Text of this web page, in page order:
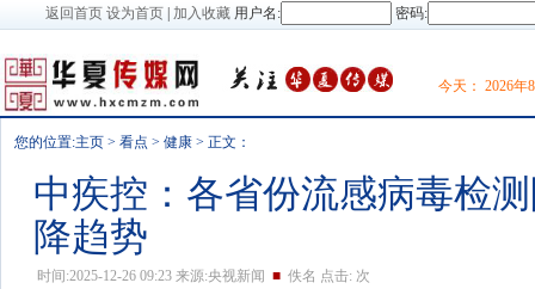
返回首页 设为首页| 加入收藏用户名: 密码:
今天： 2026年
您的位置:主页 > 看点 > 健康 > 正文：
中疾控：各省份流感病毒检
降趋势
时间:2025-12-26 09:23 来源:央视新闻 ■佚名 点击: 次